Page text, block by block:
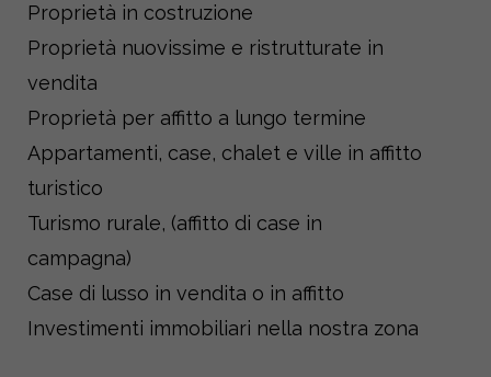
Proprietà in costruzione
Proprietà nuovissime e ristrutturate in
vendita
Proprietà per affitto a lungo termine
Appartamenti, case, chalet e ville in affitto
turistico
Turismo rurale, (affitto di case in
campagna)
Case di lusso in vendita o in affitto
Investimenti immobiliari nella nostra zona